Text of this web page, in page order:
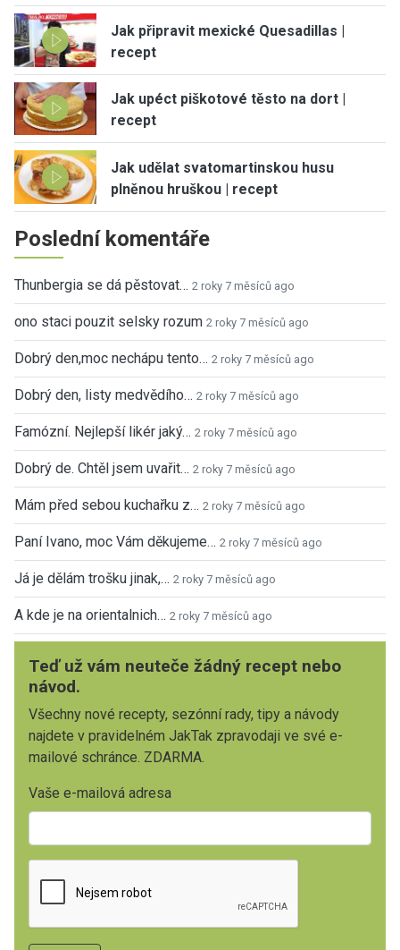
Jak připravit mexické Quesadillas |
recept
Jak upéct piškotové těsto na dort |
recept
Jak udělat svatomartinskou husu
plněnou hruškou | recept
Poslední komentáře
Thunbergia se dá pěstovat… 2 roky 7 měsíců ago
ono staci pouzit selsky rozum 2 roky 7 měsíců ago
Dobrý den,moc nechápu tento… 2 roky 7 měsíců ago
Dobrý den, listy medvědího… 2 roky 7 měsíců ago
Famózní. Nejlepší likér jaký… 2 roky 7 měsíců ago
Dobrý de. Chtěl jsem uvařit… 2 roky 7 měsíců ago
Mám před sebou kuchařku z… 2 roky 7 měsíců ago
Paní Ivano, moc Vám děkujeme… 2 roky 7 měsíců ago
Já je dělám trošku jinak,… 2 roky 7 měsíců ago
A kde je na orientalnich… 2 roky 7 měsíců ago
Teď už vám neuteče žádný recept nebo
návod.
Všechny nové recepty, sezónní rady, tipy a návody
najdete v pravidelném JakTak zpravodaji ve své e-
mailové schránce. ZDARMA.
Vaše e-mailová adresa